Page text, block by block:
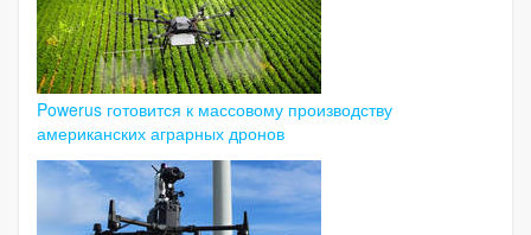
Powerus готовится к массовому производству
американских аграрных дронов